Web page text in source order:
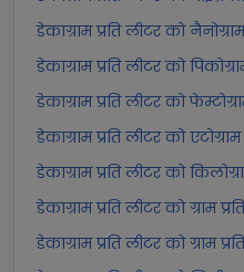
डेकाग्राम प्रति लीटर को
डेकाग्राम प्रति लीटर को
डेकाग्राम प्रति लीटर को
डेकाग्राम प्रति लीटर को
डेकाग्राम प्रति लीटर को
डेकाग्राम प्रति लीटर को ग्राम
डेकाग्राम प्रति लीटर को ग्राम